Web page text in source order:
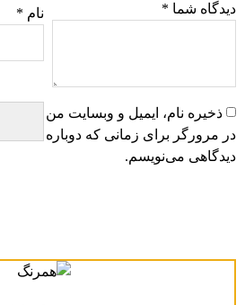
دیدگاه شما * نام *
ذخیره نام، ایمیل و وبسایت من
در مرورگر برای زمانی که دوباره
دیدگاهی می‌نویسم.